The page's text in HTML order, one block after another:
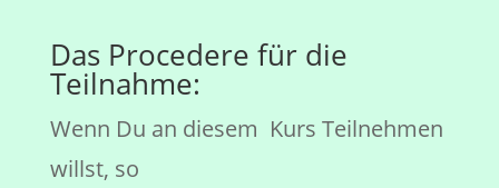
Das Procedere für die
Teilnahme:
Wenn Du an diesem Kurs Teilnehmen
willst, so